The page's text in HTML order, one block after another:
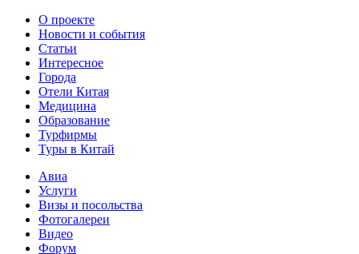
О проекте
Новости и события
Статьи
Интересное
Города
Отели Китая
Медицина
Образование
Турфирмы
Туры в Китай
Авиа
Услуги
Визы и посольства
Фотогалереи
Видео
Форум